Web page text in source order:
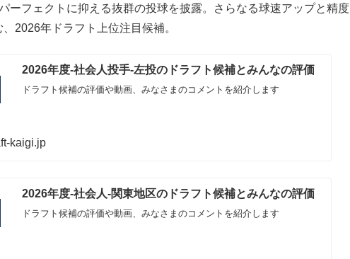
ーフェクトに抑える抜群の投球を披露。さらなる球速アップと精度
2026年ドラフト上位注目候補。
2026年度-社会人投手-左投のドラフト候補とみんなの評価
ドラフト候補の評価や動画、みなさまのコメントを紹介します
kaigi.jp
2026年度-社会人-関東地区のドラフト候補とみんなの評価
ドラフト候補の評価や動画、みなさまのコメントを紹介します